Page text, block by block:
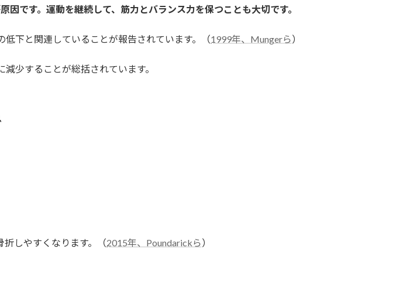
です。運動を継続して、筋力とバランス力を保つことも大切です。
下と関連していることが報告されています。（1999年、Mungerら）
少することが総括されています。
しやすくなります。（2015年、Poundarickら）